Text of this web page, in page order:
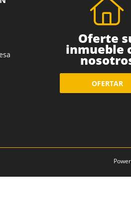
Oferte
inmueble
OFERTAR